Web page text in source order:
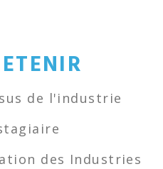
de l'industrie
des Industries